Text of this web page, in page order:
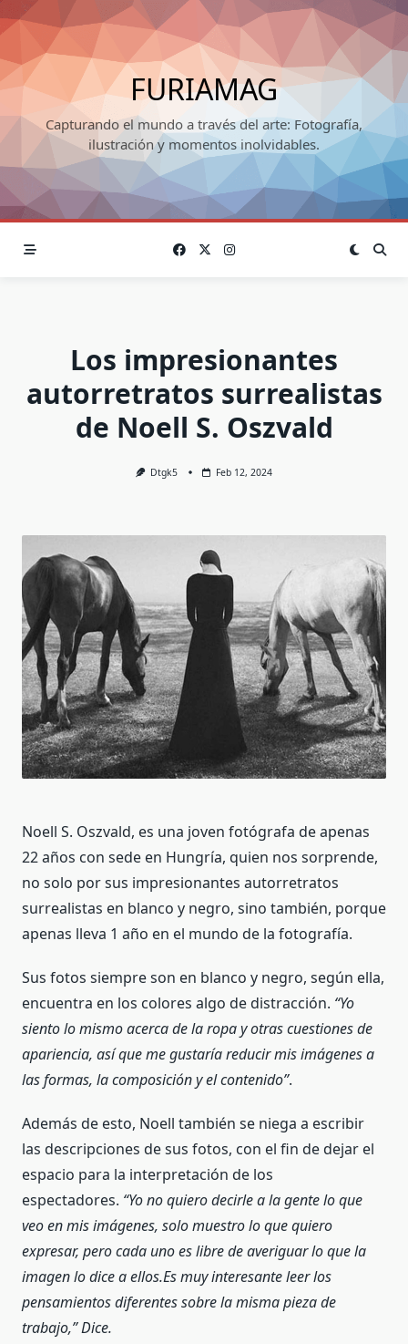
Skip
to
content
FURIAMAG
Capturando el mundo a través del arte: Fotografía,
ilustración y momentos inolvidables.
Los impresionantes
autorretratos surrealistas
de Noell S. Oszvald
Dtgk5 Feb 12, 2024
Noell S. Oszvald, es una joven fotógrafa de apenas
22 años con sede en Hungría, quien nos sorprende,
no solo por sus impresionantes autorretratos
surrealistas en blanco y negro, sino también, porque
apenas lleva 1 año en el mundo de la fotografía.
Sus fotos siempre son en blanco y negro, según ella,
encuentra en los colores algo de distracción. “Yo
siento lo mismo acerca de la ropa y otras cuestiones de
apariencia, así que me gustaría reducir mis imágenes a
las formas, la composición y el contenido”.
Además de esto, Noell también se niega a escribir
las descripciones de sus fotos, con el fin de dejar el
espacio para la interpretación de los
espectadores. “Yo no quiero decirle a la gente lo que
veo en mis imágenes, solomuestro loque quiero
expresar, pero cada uno es libre de averiguar lo que la
imagen lo dice a ellos.Es muy interesante leer los
pensamientos diferentes sobre la misma pieza de
trabajo,” Dice.